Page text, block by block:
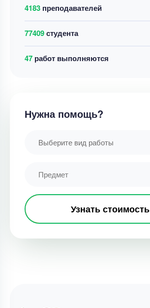
4183 преподавателей
77409студента
54 работ выполняются
Нужна помощь?
Выберите вид работы
Узнать стоимость